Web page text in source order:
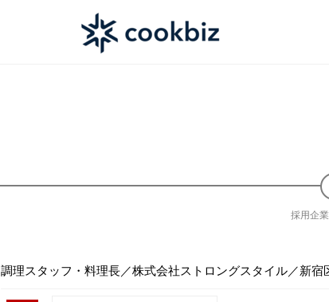
採用企
調理スタッフ・料理長／株式会社ストロングスタイル／新宿